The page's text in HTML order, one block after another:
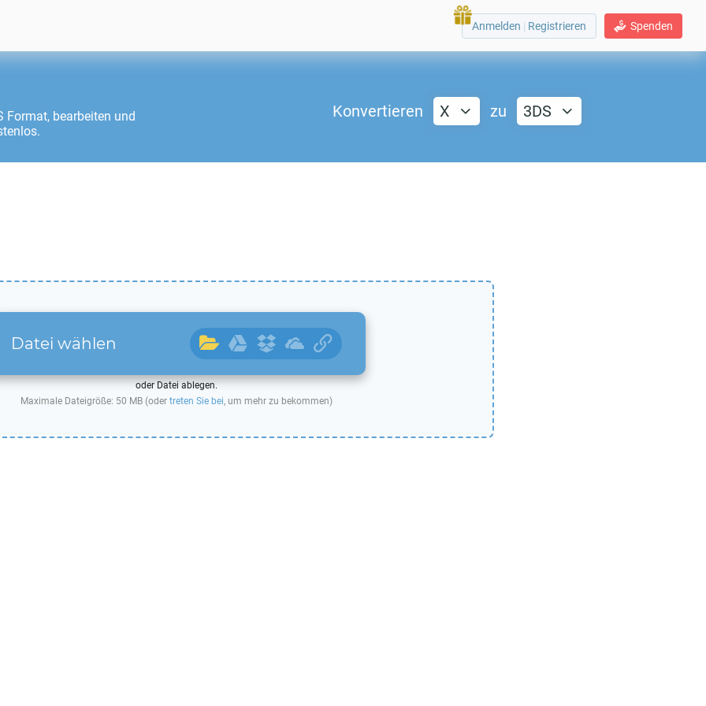
Spenden
Anmelden | Registrieren
Format, bearbeiten und
Konvertieren X zu 3DS
Datei wählen
oder Datei ablegen.
Maximale Dateigröße: 50 MB (oder treten Sie bei, um mehr zu bekommen)